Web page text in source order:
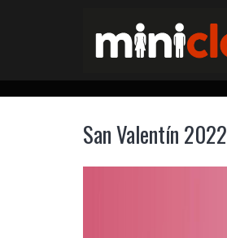
San Valentín 2022